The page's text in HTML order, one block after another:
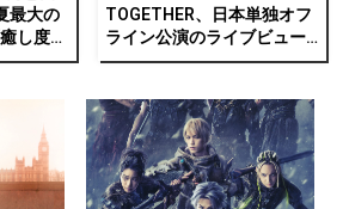
最大の
し度
リー
TOGETHER、日本単独オフ
ライン公演のライブビュー
イングを開催！